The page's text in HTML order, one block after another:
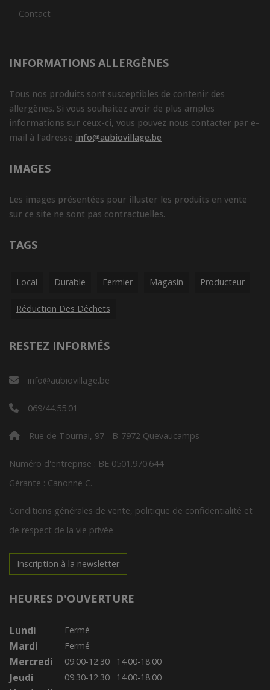
Contact
INFORMATIONS ALLERGÈNES
Tous nos produits sont susceptibles de contenir des
allergènes. Si vous souhaitez avoir de plus amples
informations sur ceux-ci, vous pouvez nous contacter par e-
mail à l'adresse info@aubiovillage.be
IMAGES
Les images présentées pour illuster les produits en vente
sur ce site ne sont pas contractuelles.
TAGS
Local Durable Fermier Magasin Producteur
Réduction Des Déchets
RESTEZ INFORMÉS
info@aubiovillage.be
069/44.55.01
Rue de Tournai, 97 - B-7972 Quevaucamps
Numéro d'entreprise : BE 0501.970.644
Gérante : Canonne C.
Conditions générales de vente, politique de confidentialité et
de respect de la vie privée
Inscription à la newsletter
HEURES D'OUVERTURE
Lundi Fermé
Mardi Fermé
Mercredi 09:00-12:30 14:00-18:00
Jeudi 09:30-12:30 14:00-18:00